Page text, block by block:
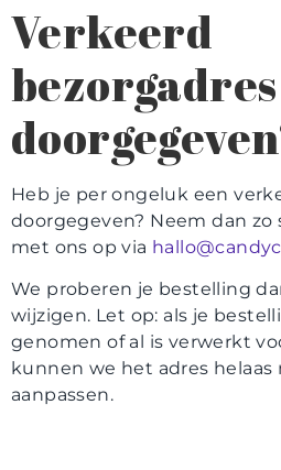
Verkeerd
bezorgadres
Heb je per ongeluk een
doorgegeven? Neem dan
met ons op via
We proberen je bestelling
wijzigen. Let op: als je
genomen of al is verwerkt
kunnen we het adres
aanpassen.